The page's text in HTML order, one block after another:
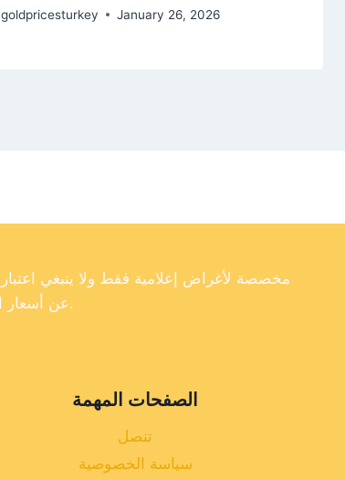
goldpricesturkey January 26, 2026
عن أسعار الذهب في تركيا، فإننا لا نضمن دقة أو اكتمال أو موثوقية البيانات الموجودة على موقعنا الإلكتروني.
الصفحات المهمة
تنصل
سياسة الخصوصية